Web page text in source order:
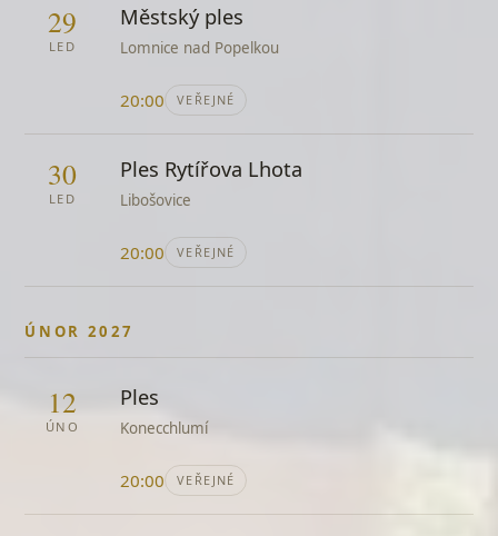
Černý pav
Červená řeka
lidová
Červený šátečku
lidová
Dancing Queen
Dej mi víc své lásky
Olympic
29
LED
Městský ples
Lomnice nad Popelkou
20:00 VEŘEJNÉ
30
LED
Ples Rytířova Lhota
Libošovice
20:00 VEŘEJNÉ
ÚNOR 2027
12
ÚNO
Ples
Konecchlumí
20:00 VEŘEJNÉ